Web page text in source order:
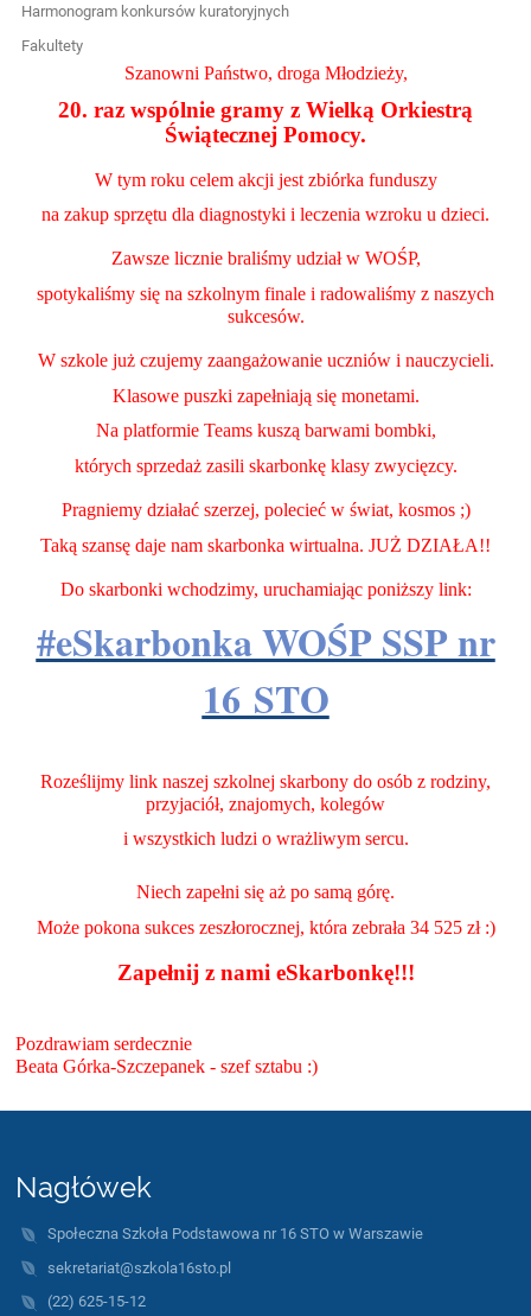
Harmonogram konkursów kuratoryjnych
Fakultety
Szanowni Państwo, droga Młodzieży,
20. raz wspólnie gramy z Wielką Orkiestrą
Świątecznej Pomocy.
W tym roku celem akcji jest zbiórka funduszy
na zakup sprzętu dla diagnostyki i leczenia wzroku u dzieci.
Zawsze licznie braliśmy udział w WOŚP,
spotykaliśmy się na szkolnym finale i radowaliśmy z naszych
sukcesów.
W szkole już czujemy zaangażowanie uczniów i nauczycieli.
Klasowe puszki zapełniają się monetami.
Na platformie Teams kuszą barwami bombki,
których sprzedaż zasili skarbonkę klasy zwycięzcy.
Pragniemy działać szerzej, polecieć w świat, kosmos ;)
Taką szansę daje nam skarbonka wirtualna. JUŻ DZIAŁA!!
Do skarbonki wchodzimy, uruchamiając poniższy link:
#eSkarbonka WOŚP SSP nr
16 STO
Roześlijmy link naszej szkolnej skarbony do osób z rodziny,
przyjaciół, znajomych, kolegów
i wszystkich ludzi o wrażliwym sercu.
Niech zapełni się aż po samą górę.
Może pokona sukces zeszłorocznej, która zebrała 34 525 zł :)
Zapełnij z nami eSkarbonkę!!!
Pozdrawiam serdecznie
Beata Górka-Szczepanek - szef sztabu :)
Nagłówek
Społeczna Szkoła Podstawowa nr 16 STO w Warszawie
sekretariat@szkola16sto.pl
(22) 625-15-12